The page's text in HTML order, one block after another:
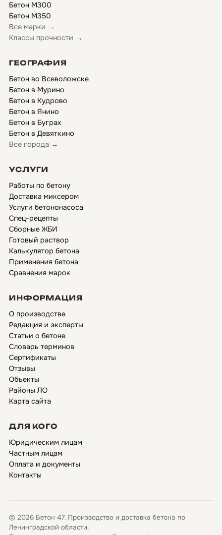
Бетон М300
Бетон М350
Все марки →
Классы прочности →
ГЕОГРАФИЯ
Бетон во Всеволожске
Бетон в Мурино
Бетон в Кудрово
Бетон в Янино
Бетон в Буграх
Бетон в Девяткино
Все города →
УСЛУГИ
Работы по бетону
Доставка миксером
Услуги бетононасоса
Спец-рецепты
Сборные ЖБИ
Готовый раствор
Калькулятор бетона
Применения бетона
Сравнения марок
ИНФОРМАЦИЯ
О производстве
Редакция и эксперты
Статьи о бетоне
Словарь терминов
Сертификаты
Отзывы
Объекты
Районы ЛО
Карта сайта
ДЛЯ КОГО
Юридическим лицам
Частным лицам
Оплата и документы
Контакты
© 2026 Бетон 47. Производство и доставка бетона по
Ленинградской области.